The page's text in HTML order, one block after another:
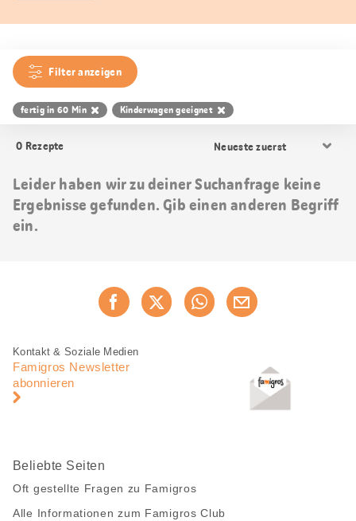
Filter anzeigen
fertig in 60 Min Kinderwagen geeignet
0 Rezepte
Sortierung
Leider haben wir zu deiner Suchanfrage keine
Ergebnisse gefunden. Gib einen anderen Begriff
ein.
Jetzt weiterempfehlen
Fusszeile
Fusszeile
Navigation
Kontakt & Soziale Medien
Famigros Newsletter
abonnieren
Beliebte Seiten
Oft gestellte Fragen zu Famigros
Alle Informationen zum Famigros Club